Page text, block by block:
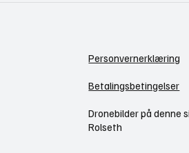
Personvernerklæring
Betalingsbetingelser
Dronebilder på denne
Rolseth